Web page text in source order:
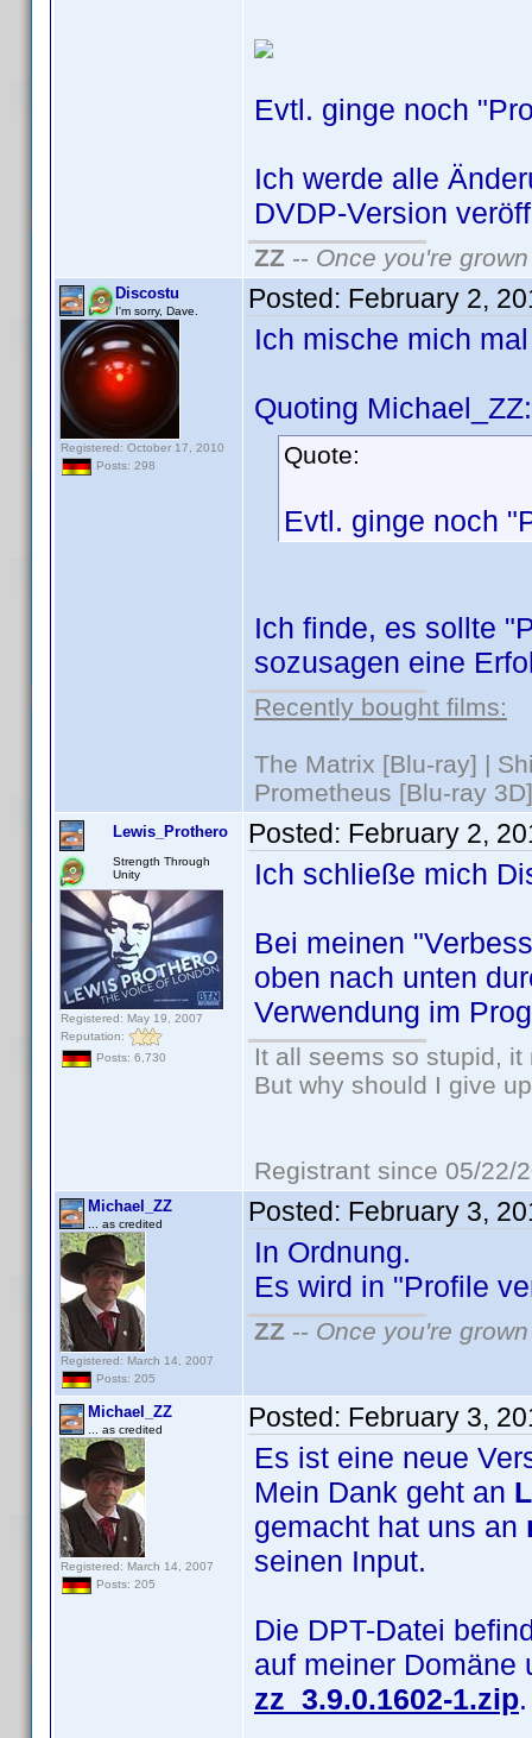
Evtl. ginge noch
Ich werde alle
DVDP-Version
ZZ -- Once you're
Discostu
I'm sorry, Dave.
Registered: October 17, 2010
Posts: 298
Posted: February 2,
Ich mische mich
Quoting Michael_ZZ:
Quote:
Evtl. ginge noch
Ich finde, es sollte
sozusagen eine
Recently bought films:
The Matrix [Blu-ray] |
Prometheus [Blu-ray
Lewis_Prothero
Strength Through
Unity
Registered: May 19, 2007
Reputation:
Posts: 6,730
Posted: February 2,
Ich schließe mich
Bei meinen
oben nach unten
Verwendung im
It all seems so stupid,
But why should I give
Registrant since 05/22/
Michael_ZZ
... as credited
Registered: March 14, 2007
Posts: 205
Posted: February 3,
In Ordnung.
Es wird in "Profile
ZZ -- Once you're
Michael_ZZ
... as credited
Registered: March 14, 2007
Posts: 205
Posted: February 3,
Es ist eine neue
Mein Dank geht an
gemacht hat uns an
seinen Input.
Die DPT-Datei
auf meiner Domäne
zz_3.9.0.1602-1.zip.